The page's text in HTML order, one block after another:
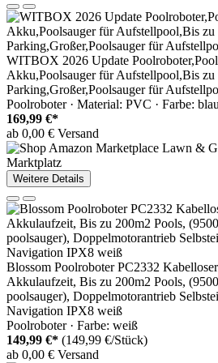
WITBOX 2026 Update
Akku,Poolsauger für Aufstellpool,Bis
Parking,Großer,Poolsauger für
Poolroboter · Material: PVC · Farbe:
169,99 €*
ab 0,00 € Versand
Marktplatz
Weitere Details
Blossom Poolroboter PC2332
Akkulaufzeit, Bis zu 200m2 Pools,
poolsauger), Doppelmotorantrieb
Navigation IPX8 weiß
Poolroboter · Farbe: weiß
149,99 €* (149,99 €/Stück)
ab 0,00 € Versand